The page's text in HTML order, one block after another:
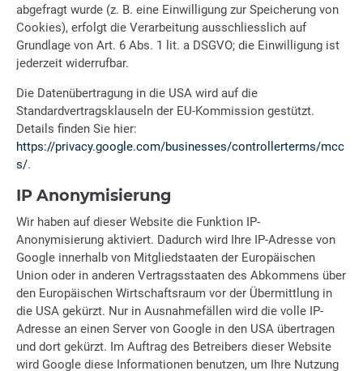
abgefragt wurde (z. B. eine Einwilligung zur Speicherung von
Cookies), erfolgt die Verarbeitung ausschliesslich auf
Grundlage von Art. 6 Abs. 1 lit. a DSGVO; die Einwilligung ist
jederzeit widerrufbar.
Die Datenübertragung in die USA wird auf die
Standardvertragsklauseln der EU-Kommission gestützt.
Details finden Sie hier:
https://privacy.google.com/businesses/controllerterms/mcc
s/.
IP Anonymisierung
Wir haben auf dieser Website die Funktion IP-
Anonymisierung aktiviert. Dadurch wird Ihre IP-Adresse von
Google innerhalb von Mitgliedstaaten der Europäischen
Union oder in anderen Vertragsstaaten des Abkommens über
den Europäischen Wirtschaftsraum vor der Übermittlung in
die USA gekürzt. Nur in Ausnahmefällen wird die volle IP-
Adresse an einen Server von Google in den USA übertragen
und dort gekürzt. Im Auftrag des Betreibers dieser Website
wird Google diese Informationen benutzen, um Ihre Nutzung